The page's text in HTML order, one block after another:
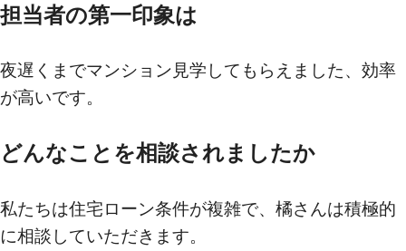
担当者の第一印象は
夜遅くまでマンション見学してもらえました、効率
が高いです。
どんなことを相談されましたか
私たちは住宅ローン条件が複雑で、橘さんは積極的
に相談していただきます。